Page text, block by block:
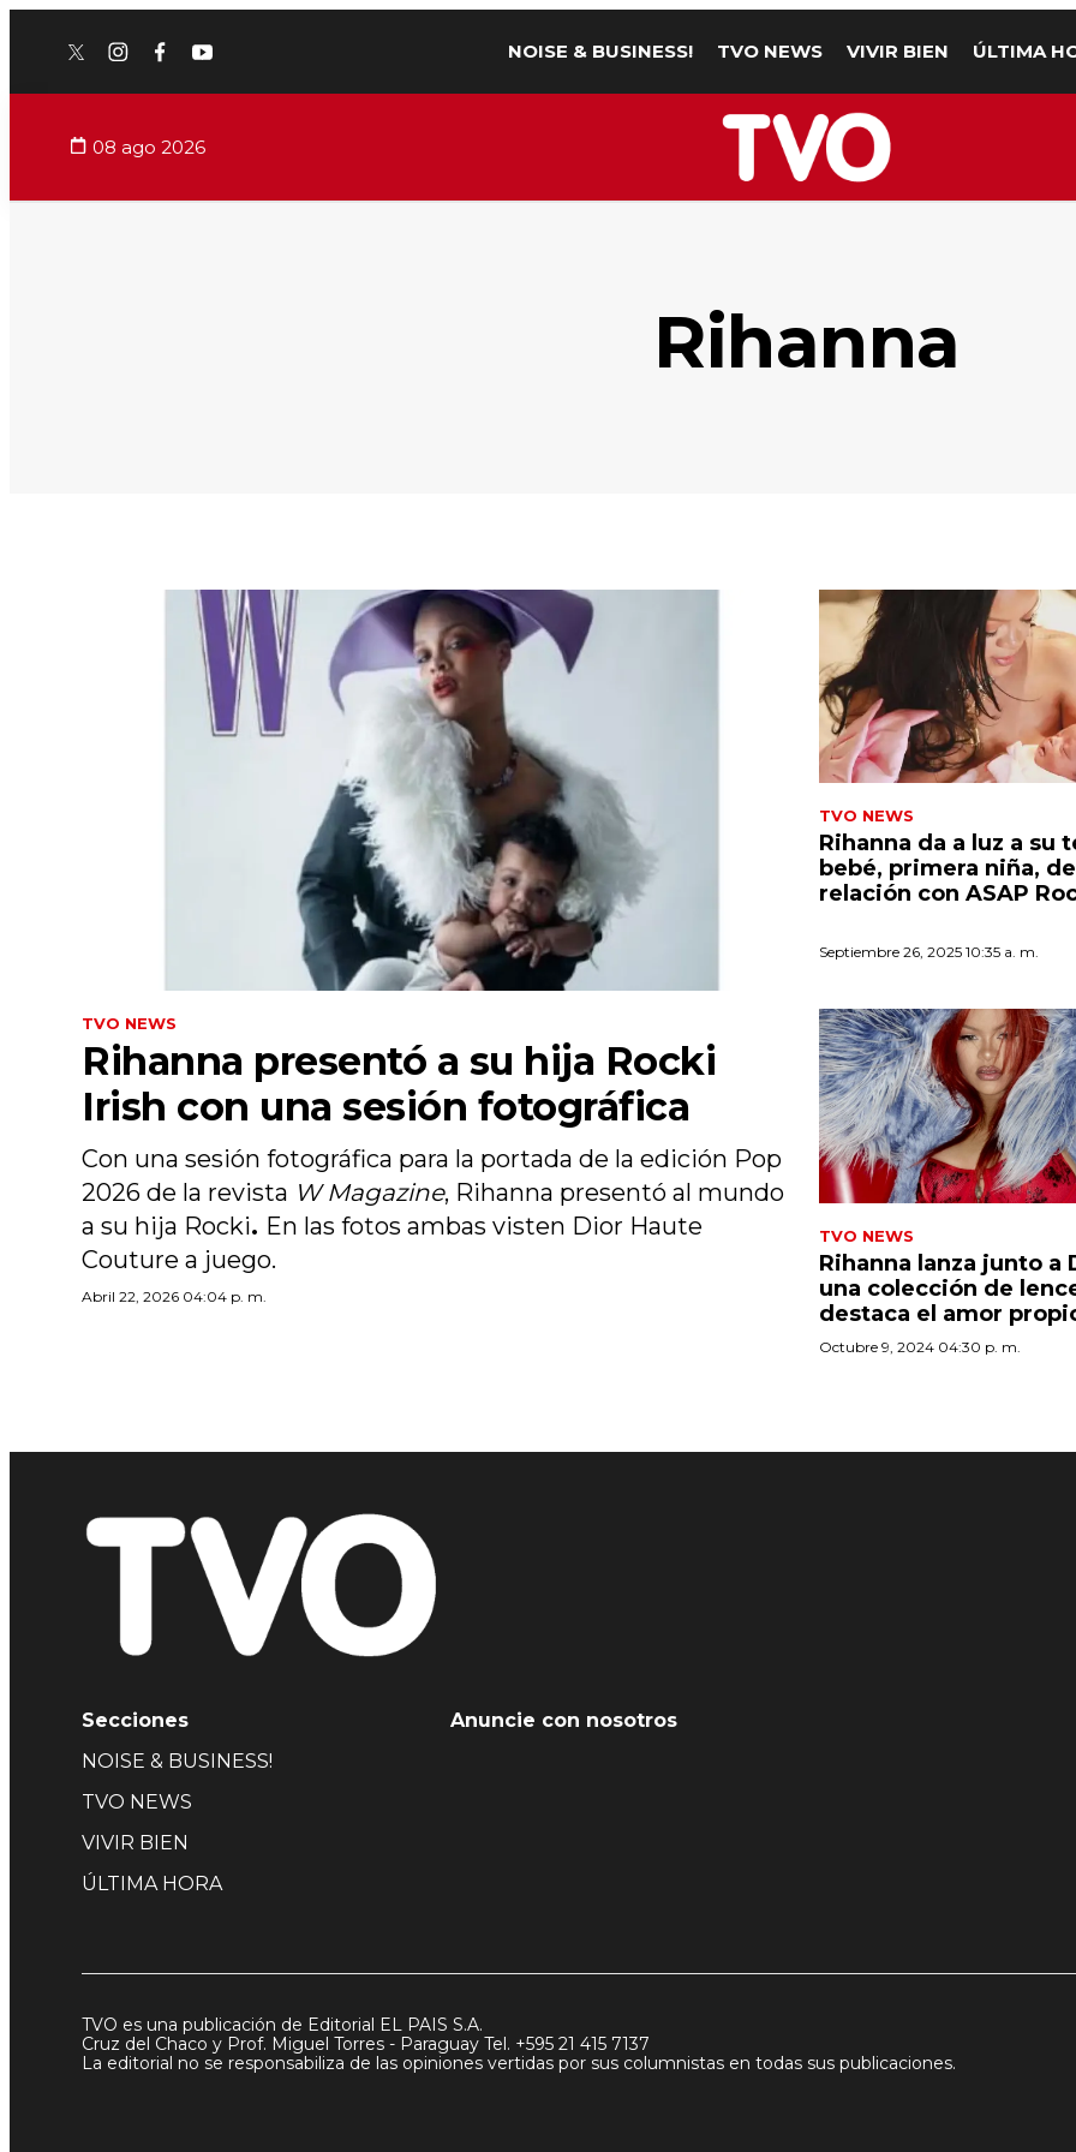
twitterinstagram
facebook
youtube NOISE & BUSINESS! TVO NEWS VIVIR BIEN ÚLTIMA
08 ago 2026
Rihanna
TVO NEWS
Rihanna presentó a su hija Rocki
Irish con una sesión fotográfica
Con una sesión fotográfica para la portada de la edición Pop
2026 de la revista W Magazine, Rihanna presentó al mundo
a su hija Rocki. En las fotos ambas visten Dior Haute
Couture a juego.
Abril 22, 2026 04:04 p. m.
TVO NEWS
Rihanna da a luz a su
bebé, primera niña,
relación con ASAP
Septiembre 26, 2025 10:35 a. m.
TVO NEWS
Rihanna lanza junto a
una colección de
destaca el amor
Octubre 9, 2024 04:30 p. m.
Secciones
NOISE & BUSINESS!
TVO NEWS
VIVIR BIEN
ÚLTIMA HORA
Anuncie con nosotros
TVO es una publicación de Editorial EL PAIS S.A.
Cruz del Chaco y Prof. Miguel Torres - Paraguay Tel. +595 21 415 7137
La editorial no se responsabiliza de las opiniones vertidas por sus columnistas en todas sus publicaciones.